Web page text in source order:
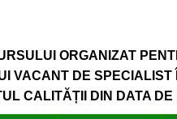
ORGANIZAT
VACANT DE
CALITĂȚII DIN DATA DE